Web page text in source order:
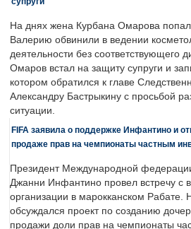
На днях жена Курбана Омарова
Валерию обвинили в ведении
деятельности без соответствующего
Омаров встал на защиту супруги и
котором обратился к главе
Александру Бастрыкину с просьбой
ситуации.
FIFA заявила о поддержке Инфантино и
продаже прав на чемпионаты частным
Президент Международной
Джанни Инфантино провел встречу с
организации в марокканском Рабате.
обсуждался проект по созданию
продажи доли прав на чемпионаты